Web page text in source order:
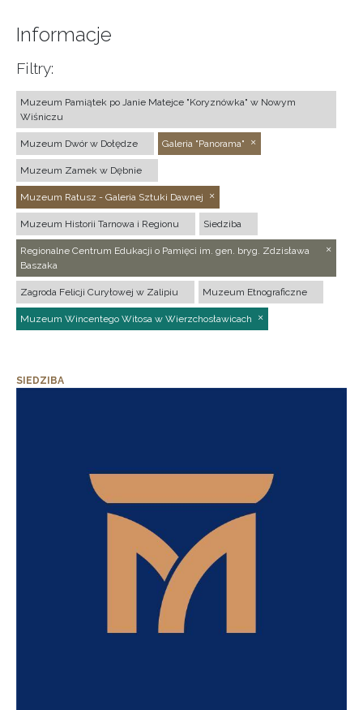
Informacje
Filtry:
Muzeum Pamiątek po Janie Matejce "Koryznówka" w Nowym
Wiśniczu
Muzeum Dwór w Dołędze Galeria "Panorama"
Muzeum Zamek w Dębnie
Muzeum Ratusz - Galeria Sztuki Dawnej
Muzeum Historii Tarnowa i Regionu Siedziba
Regionalne Centrum Edukacji o Pamięci im. gen. bryg. Zdzisława
Baszaka
Zagroda Felicji Curyłowej w Zalipiu Muzeum Etnograficzne
Muzeum Wincentego Witosa w Wierzchosławicach
SIEDZIBA